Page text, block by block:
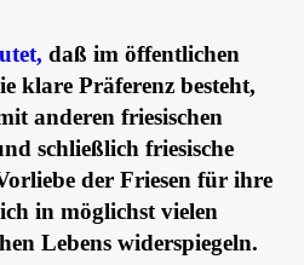
daß im öffentlichen
klare Präferenz besteht,
anderen friesischen
schließlich friesische
der Friesen für ihre
in möglichst vielen
Lebens widerspiegeln.